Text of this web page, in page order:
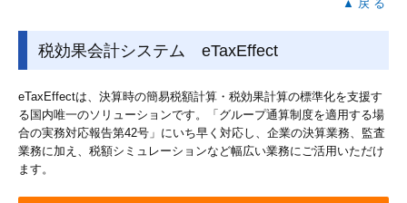
▲ 戻 る
税効果会計システム eTaxEffect
eTaxEffectは、決算時の簡易税額計算・税効果計算の標準化を支援す
る国内唯一のソリューションです。「グループ通算制度を適用する場
合の実務対応報告第42号」にいち早く対応し、企業の決算業務、監査
業務に加え、税額シミュレーションなど幅広い業務にご活用いただけ
ます。